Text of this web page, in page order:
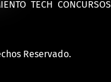
TECH CONCURSOS
Reservado.